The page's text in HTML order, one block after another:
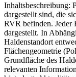
Inhaltsbeschreibung:
dargestellt sind, die
RVR befinden. Jeder
dargestellt. In
Haldenstandort
Flächengeometrie
Grundfläche des
relevanten